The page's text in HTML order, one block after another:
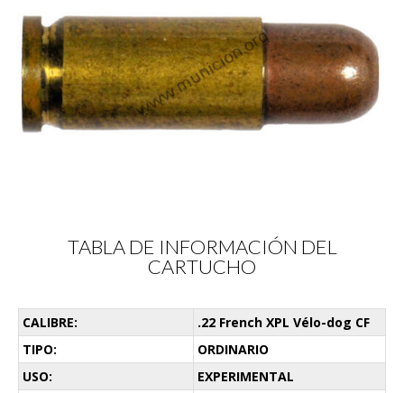
TABLA DE INFORMACIÓN DEL
CARTUCHO
CALIBRE:
.22 French XPL Vélo-dog CF
TIPO:
ORDINARIO
USO:
EXPERIMENTAL